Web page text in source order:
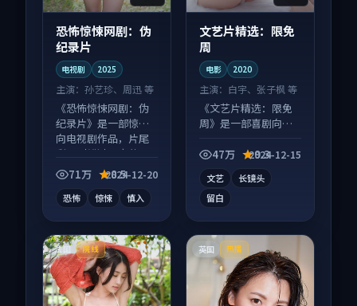
恐怖惊悚网剧：伪
纪录片
电视剧 2025
主演： 孙艺珍、周迅 等
《恐怖惊悚网剧：伪
纪录片》是一部惊悚
向电视剧作品，片尾
彩蛋别错过，字幕区
常有惊喜。
71万 8.5
2024-12-20
恐怖 惊悚 慎入
文艺片精选：限免
周
电影 2020
主演： 白宇、张子枫 等
《文艺片精选：限免
周》是一部喜剧向电
高，适合配弹幕观
47万 9.3
2024-12-15
文艺
长镜头
留白
法国 院线 英国 热播